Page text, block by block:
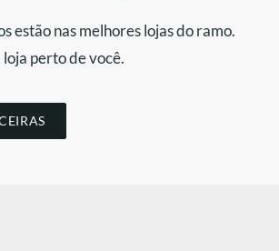
estão nas melhores lojas do ramo.
perto de você.